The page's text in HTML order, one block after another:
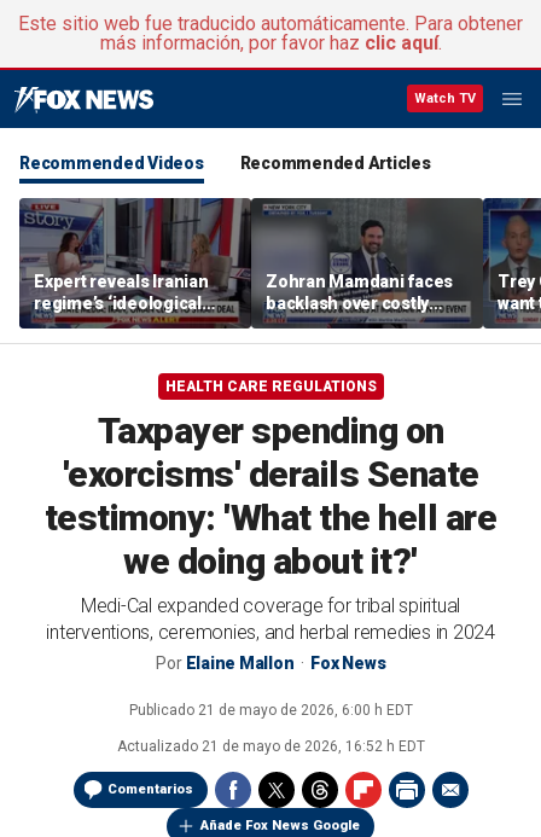
Este sitio web fue traducido automáticamente. Para obtener
más información, por favor haz clic aquí.
Watch TV
Recommended Videos Recommended Articles
Expert reveals Iranian
regime’s ‘ideological
fervor’
Zohran Mamdani faces
backlash over costly
policy proposals
Trey
want
HEALTH CARE REGULATIONS
Taxpayer spending on
'exorcisms' derails Senate
testimony: 'What the hell are
we doing about it?'
Medi-Cal expanded coverage for tribal spiritual
interventions, ceremonies, and herbal remedies in 2024
Por Elaine Mallon Fox News
Publicado 21 de mayo de 2026, 6:00 h EDT
Actualizado 21 de mayo de 2026, 16:52 h EDT
Comentarios
Añade Fox News Google